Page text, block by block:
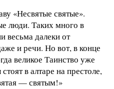
«Несвятые святые».
люди. Таких много в
весьма далеки от
и речи. Но вот, в конце
великое Таинство уже
в алтаре на престоле,
— святым!»